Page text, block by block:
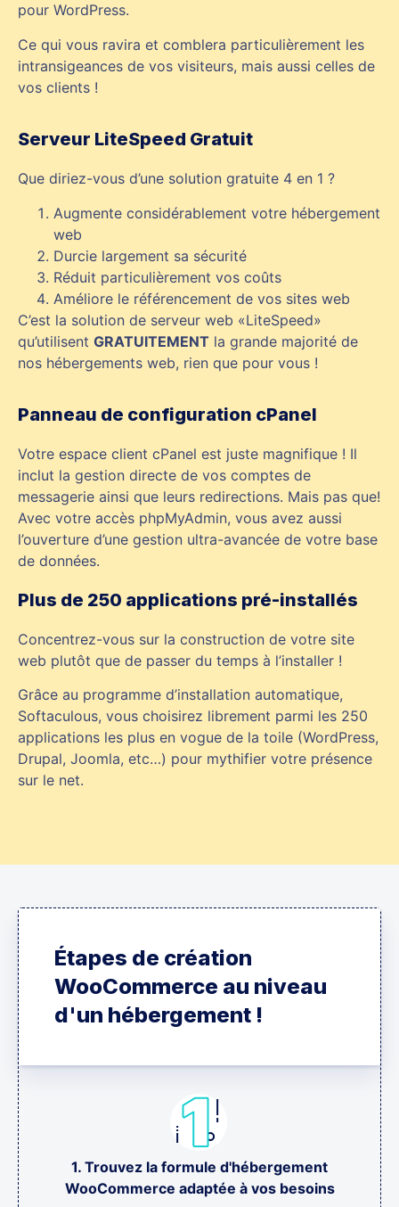
pour WordPress.
Ce qui vous ravira et comblera particulièrement les
intransigeances de vos visiteurs, mais aussi celles de
vos clients !
Serveur LiteSpeed Gratuit
Que diriez-vous d’une solution gratuite 4 en 1 ?
Augmente considérablement votre hébergement
web
Durcie largement sa sécurité
Réduit particulièrement vos coûts
Améliore le référencement de vos sites web
C’est la solution de serveur web «LiteSpeed»
qu’utilisent GRATUITEMENT la grande majorité de
nos hébergements web, rien que pour vous !
Panneau de configuration cPanel
Votre espace client cPanel est juste magnifique ! Il
inclut la gestion directe de vos comptes de
messagerie ainsi que leurs redirections. Mais pas que!
Avec votre accès phpMyAdmin, vous avez aussi
l’ouverture d’une gestion ultra-avancée de votre base
de données.
Plus de 250 applications pré-installés
Concentrez-vous sur la construction de votre site
web plutôt que de passer du temps à l’installer !
Grâce au programme d’installation automatique,
Softaculous, vous choisirez librement parmi les 250
applications les plus en vogue de la toile (WordPress,
Drupal, Joomla, etc…) pour mythifier votre présence
sur le net.
Étapes de création
WooCommerce au niveau
d'un hébergement !
1. Trouvez la formule d'hébergement
WooCommerce adaptée à vos besoins